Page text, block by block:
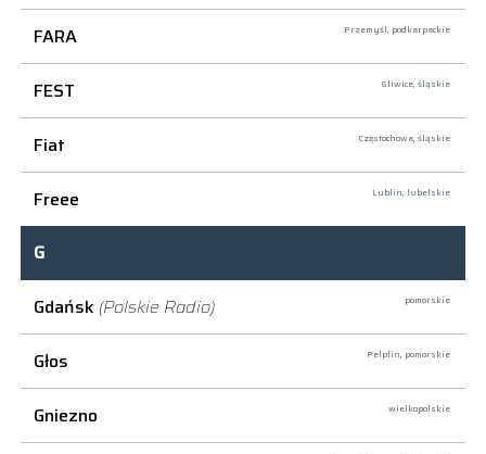
FARA
Przemyśl, podkarpackie
FEST Gliwice, śląskie
Fiat Częstochowa, śląskie
Freee Lublin, lubelskie
G
Gdańsk (Polskie Radio) pomorskie
Głos Pelplin, pomorskie
Gniezno wielkopolskie